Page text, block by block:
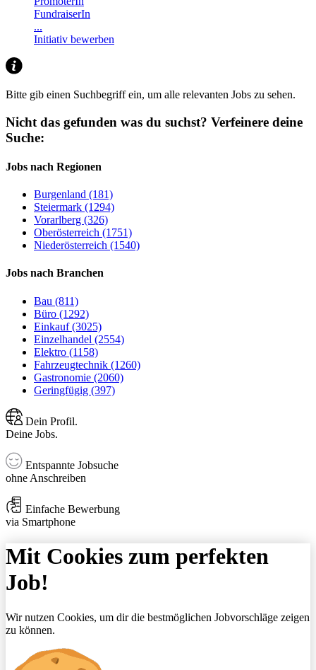
FundraiserIn
...
Initiativ bewerben
Bitte gib einen Suchbegriff ein, um alle relevanten Jobs zu sehen.
Nicht das gefunden was du suchst? Verfeinere deine
Suche:
Jobs nach Regionen
Burgenland (181)
Steiermark (1294)
Vorarlberg (326)
Oberösterreich (1751)
Niederösterreich (1540)
Jobs nach Branchen
Bau (811)
Büro (1292)
Einkauf (3025)
Einzelhandel (2554)
Elektro (1158)
Fahrzeugtechnik (1260)
Gastronomie (2060)
Geringfügig (397)
Dein Profil.
Deine Jobs.
Entspannte Jobsuche
ohne Anschreiben
Einfache Bewerbung
via Smartphone
Mit Cookies zum perfekten
Job!
Wir nutzen Cookies, um dir die bestmöglichen Jobvorschläge zeigen
zu können.